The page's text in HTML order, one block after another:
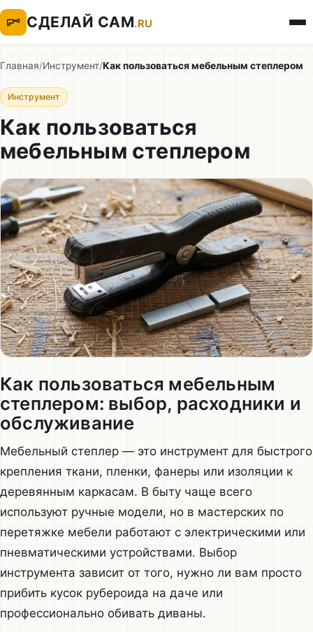
СДЕЛАЙ САМ.RU
Главная/Инструмент/Как пользоваться мебельным степлером
Инструмент
Как пользоваться
мебельным степлером
Как пользоваться мебельным
степлером: выбор, расходники и
обслуживание
Мебельный степлер — это инструмент для быстрого
крепления ткани, пленки, фанеры или изоляции к
деревянным каркасам. В быту чаще всего
используют ручные модели, но в мастерских по
перетяжке мебели работают с электрическими или
пневматическими устройствами. Выбор
инструмента зависит от того, нужно ли вам просто
прибить кусок рубероида на даче или
профессионально обивать диваны.